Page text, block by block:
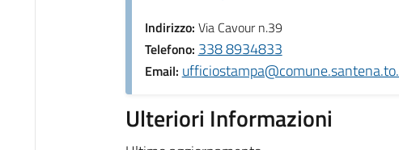
Indirizzo: Via Cavour n.39
Telefono: 338 8934833
Email:
Ulteriori Informazioni